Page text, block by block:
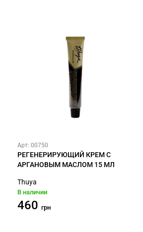
Арт: 00750
РЕГЕНЕРИРУЮЩИЙ КРЕМ С
АРГАНОВЫМ МАСЛОМ 15 МЛ
Thuya
В наличии
460 грн